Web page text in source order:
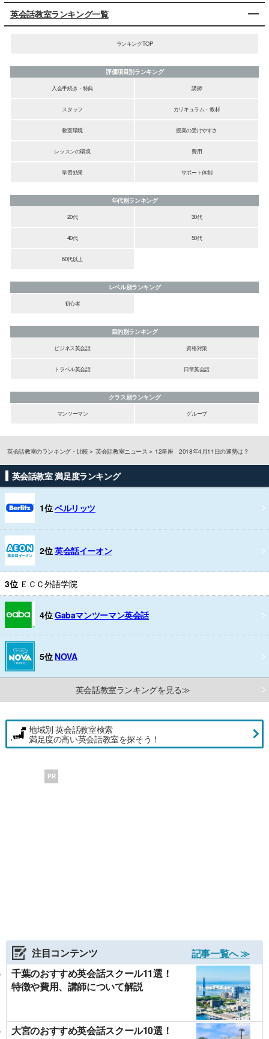
英会話教室ランキング一覧
ランキングTOP
評価項目別ランキング
入会手続き・特典
講師
スタッフ カリキュラム・教材
教室環境 授業の受けやすさ
レッスンの環境 費用
学習効果 サポート体制
年代別ランキング
20代
30代
40代 50代
60代以上
レベル別ランキング
初心者
目的別ランキング
ビジネス英会話
資格対策
トラベル英会話 日常英会話
クラス別ランキング
マンツーマン
グループ
英会話教室のランキング・比較 英会話教室ニュース 12星座 2018年4月11日の運勢は？
英会話教室 満足度ランキング
1位ベルリッツ
2位英会話イーオン
3位 ＥＣＣ外語学院
4位Gabaマンツーマン英会話
5位 NOVA
英会話教室ランキングを見る≫
地域別 英会話教室検索
満足度の高い英会話教室を探そう！
PR
注目コンテンツ
記事一覧へ ≫
千葉のおすすめ英会話スクール11選！
特徴や費用、講師について解説
大宮のおすすめ英会話スクール10選！